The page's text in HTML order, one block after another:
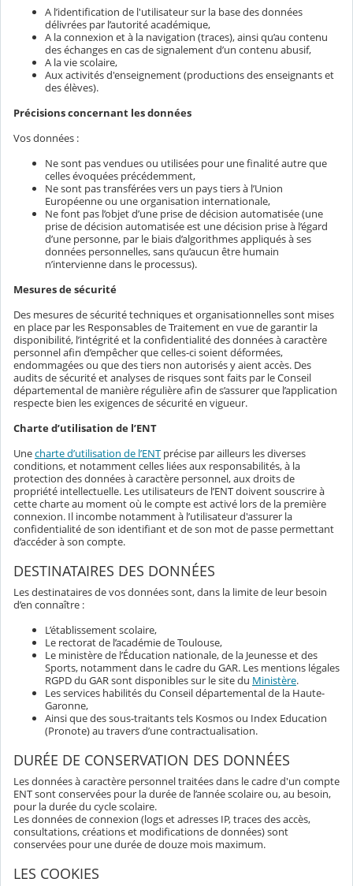
A l’identification de l'utilisateur sur la base des données
délivrées par l’autorité académique,
A la connexion et à la navigation (traces), ainsi qu’au contenu
des échanges en cas de signalement d’un contenu abusif,
A la vie scolaire,
Aux activités d'enseignement (productions des enseignants et
des élèves).
Précisions concernant les données
Vos données :
Ne sont pas vendues ou utilisées pour une finalité autre que
celles évoquées précédemment,
Ne sont pas transférées vers un pays tiers à l’Union
Européenne ou une organisation internationale,
Ne font pas l’objet d’une prise de décision automatisée (une
prise de décision automatisée est une décision prise à l’égard
d’une personne, par le biais d’algorithmes appliqués à ses
données personnelles, sans qu’aucun être humain
n’intervienne dans le processus).
Mesures de sécurité
Des mesures de sécurité techniques et organisationnelles sont mises
en place par les Responsables de Traitement en vue de garantir la
disponibilité, l’intégrité et la confidentialité des données à caractère
personnel afin d’empêcher que celles-ci soient déformées,
endommagées ou que des tiers non autorisés y aient accès. Des
audits de sécurité et analyses de risques sont faits par le Conseil
départemental de manière régulière afin de s’assurer que l’application
respecte bien les exigences de sécurité en vigueur.
Charte d’utilisation de l’ENT
Unecharte d’utilisation de l’ENT précise par ailleurs les diverses
conditions, et notamment celles liées aux responsabilités, à la
protection des données à caractère personnel, aux droits de
propriété intellectuelle. Les utilisateurs de l’ENT doivent souscrire à
cette charte au moment où le compte est activé lors de la première
connexion. Il incombe notamment à l’utilisateur d'assurer la
confidentialité de son identifiant et de son mot de passe permettant
d’accéder à son compte.
DESTINATAIRES DES DONNÉES
Les destinataires de vos données sont, dans la limite de leur besoin
d’en connaître :
L’établissement scolaire,
Le rectorat de l’académie de Toulouse,
Le ministère de l’Éducation nationale, de la Jeunesse et des
Sports, notamment dans le cadre du GAR. Les mentions légales
RGPD du GAR sont disponibles sur le site du Ministère.
Les services habilités du Conseil départemental de la Haute-
Garonne,
Ainsi que des sous-traitants tels Kosmos ou Index Education
(Pronote) au travers d’une contractualisation.
DURÉE DE CONSERVATION DES DONNÉES
Les données à caractère personnel traitées dans le cadre d'un compte
ENT sont conservées pour la durée de l’année scolaire ou, au besoin,
pour la durée du cycle scolaire.
Les données de connexion (logs et adresses IP, traces des accès,
consultations, créations et modifications de données) sont
conservées pour une durée de douze mois maximum.
LES COOKIES